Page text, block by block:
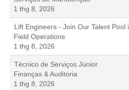
1 thg 8, 2026
Lift Engineers - Join Our Talent Pool
Field Operations
1 thg 8, 2026
Técnico de Serviços Júnior
Finanças & Auditoria
1 thg 8, 2026